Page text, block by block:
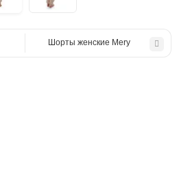
Шорты женские Mery